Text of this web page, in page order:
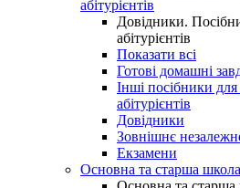
абітурієнтів
Довідники.
абітурієнтів
Показати всі
Готові домашні
Інші посібники
абітурієнтів
Довідники
Зовнішнє
Екзамени
Основна та старша школа